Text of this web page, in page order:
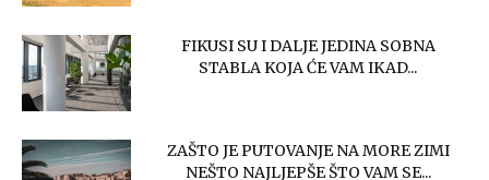
FIKUSI SU I DALJE JEDINA SOBNA
STABLA KOJA ĆE VAM IKAD...
ZAŠTO JE PUTOVANJE NA MORE ZIMI
NEŠTO NAJLJEPŠE ŠTO VAM SE...